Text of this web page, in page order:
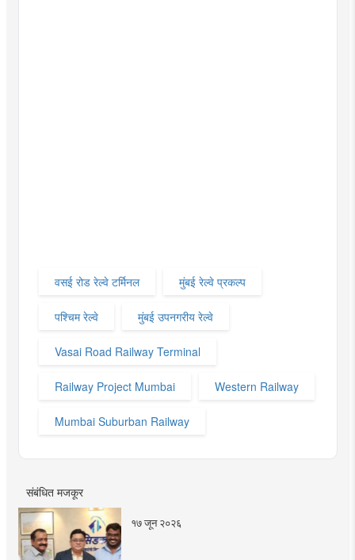
वसई रोड रेल्वे टर्मिनल मुंबई रेल्वे प्रकल्प
पश्चिम रेल्वे मुंबई उपनगरीय रेल्वे
Vasai Road Railway Terminal
Railway Project Mumbai Western Railway
Mumbai Suburban Railway
संबंधित मजकूर
१७ जून २०२६